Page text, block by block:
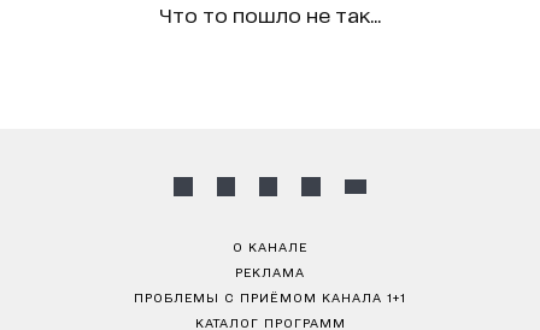
Что то пошло не так...
О КАНАЛЕ
РЕКЛАМА
ПРОБЛЕМЫ С ПРИЁМОМ КАНАЛА 1+1
КАТАЛОГ ПРОГРАММ